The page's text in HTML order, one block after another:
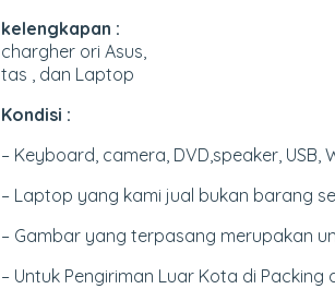
kelengkapan :
chargher ori Asus,
tas , dan Laptop
Kondisi :
– Keyboard, camera, DVD,speaker, USB,
– Laptop yang kami jual bukan barang
– Gambar yang terpasang merupakan
– Untuk Pengiriman Luar Kota di